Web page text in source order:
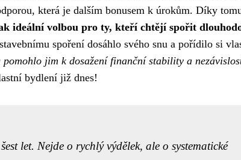
která je dalším bonusem k úrokům. Díky
ideální volbou pro ty, kteří chtějí spořit
spoření dosáhlo svého snu a pořídilo si
jim k dosažení finanční stability a
bydlení již dnes!
let. Nejde o rychlý výdělek, ale o systematické